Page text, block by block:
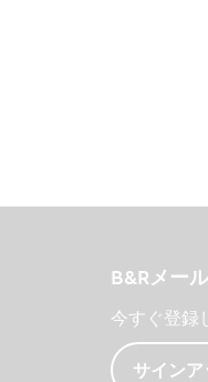
B&Rメー
今すぐ登録
サイン